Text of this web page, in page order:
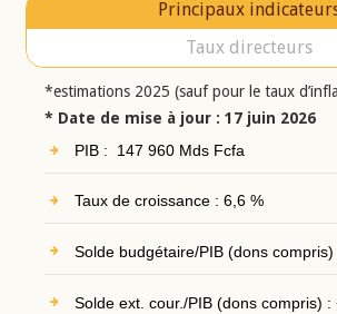
Principaux
Taux directeurs
*estimations 2025 (sauf pour le taux
* Date de mise à jour : 17 juin 2026
PIB : 147 960 Mds Fcfa
Taux de croissance : 6,6 %
Solde budgétaire/PIB (dons compris)
Solde ext. cour./PIB (dons compris) :